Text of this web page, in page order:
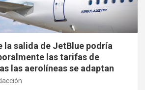
la salida de JetBlue podría
las tarifas de
las aerolíneas se adaptan